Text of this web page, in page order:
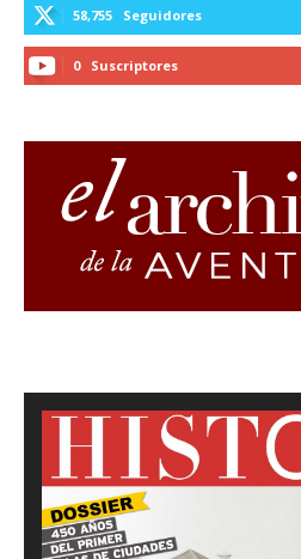
58,755 Seguidores
0 Suscriptores